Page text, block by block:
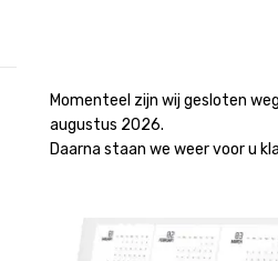
Momenteel zijn wij gesloten
augustus 2026.
Daarna staan we weer voor u